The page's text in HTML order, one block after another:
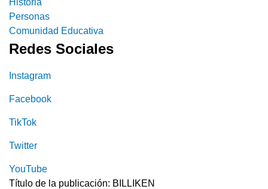
Personas
Comunidad Educativa
Redes Sociales
Instagram
Facebook
TikTok
Twitter
YouTube
Título de la publicación: BILLIKEN